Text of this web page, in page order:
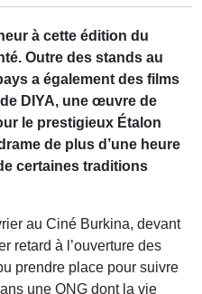
à cette édition du
Outre des stands au
a également des films
DIYA, une œuvre de
le prestigieux Étalon
de plus d’une heure
certaines traditions
au Ciné Burkina, devant
retard à l’ouverture des
prendre place pour suivre
une ONG dont la vie